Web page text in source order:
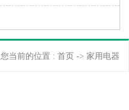
您当前的位置 : 首页 -> 家用电器